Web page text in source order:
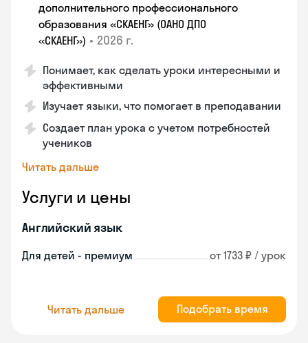
дополнительного профессионального
образования «СКАЕНГ» (ОАНО ДПО
«СКАЕНГ») • 2026 г.
Понимает, как сделать уроки интересными и
эффективными
Изучает языки, что помогает в преподавании
Создает план урока с учетом потребностей
учеников
Читать дальше
Услуги и цены
Английский язык
Для детей - премиум от 1733 ₽ / урок
Читать дальше Подобрать время